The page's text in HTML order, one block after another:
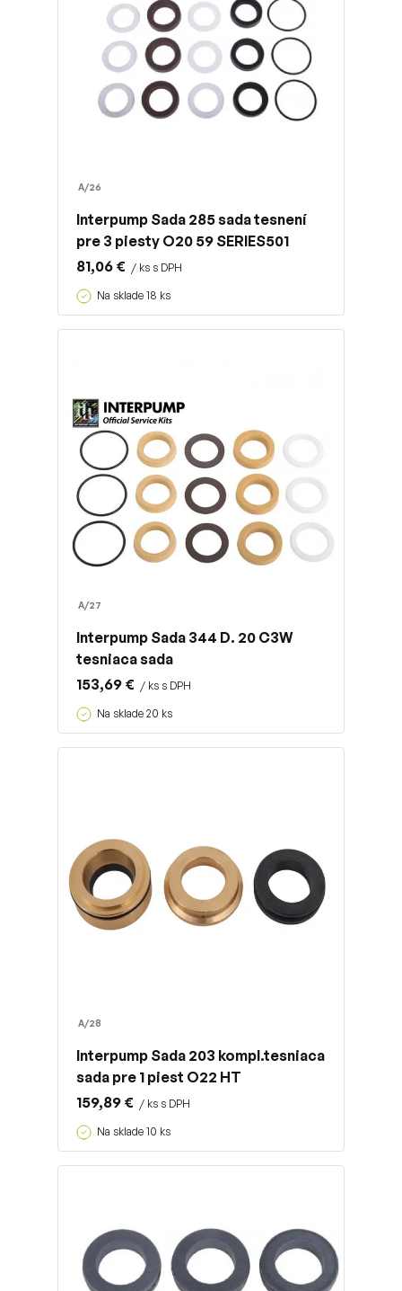
A/26
Interpump Sada 285 sada tesnení
pre 3 piesty O20 59 SERIES501
81,06 € / ks s DPH
Na sklade 18 ks
A/27
Interpump Sada 344 D. 20 C3W
tesniaca sada
153,69 € / ks s DPH
Na sklade 20 ks
A/28
Interpump Sada 203 kompl.tesniaca
sada pre 1 piest O22 HT
159,89 € / ks s DPH
Na sklade 10 ks